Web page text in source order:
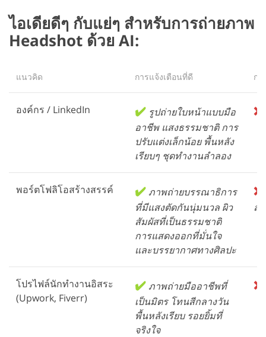
ไอเดียดีๆ กับแย่ๆ สำหรับการถ่ายภาพ
Headshot ด้วย AI:
แนวคิด การแจ้งเตือนที่ดี กา
องค์กร / LinkedIn ✔️ รูปถ่ายใบหน้าแบบมือ
อาชีพ แสงธรรมชาติ การ
ปรับแต่งเล็กน้อย พื้นหลัง
เรียบๆ ชุดทำงานลำลอง
❌
พอร์ตโฟลิโอสร้างสรรค์ ✔️ ภาพถ่ายบรรณาธิการ
ที่มีแสงตัดกันนุ่มนวล ผิว
สัมผัสที่เป็นธรรมชาติ
การแสดงออกที่มั่นใจ
และบรรยากาศทางศิลปะ
❌
ส
โปรไฟล์นักทำงานอิสระ
(Upwork, Fiverr)
✔️ ภาพถ่ายมืออาชีพที่
เป็นมิตร โทนสีกลางวัน
พื้นหลังเรียบ รอยยิ้มที่
จริงใจ
❌